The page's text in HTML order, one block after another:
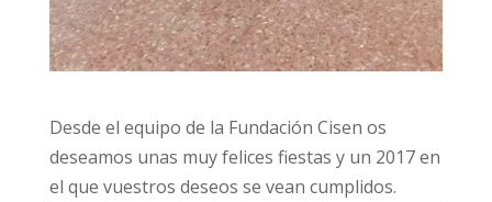
Desde el equipo de la Fundación Cisen os
deseamos unas muy felices fiestas y un 2017 en
el que vuestros deseos se vean cumplidos.